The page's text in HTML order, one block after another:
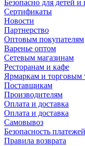
Безопасно для детей и
Сертификаты
Новости
Партнерство
Оптовым покупателям
Варенье оптом
Сетевым магазинам
Ресторанам и кафе
Ярмаркам и торговым
Поставщикам
Производителям
Оплата и доставка
Оплата и доставка
Самовывоз
Безопасность платежей
Правила возврата